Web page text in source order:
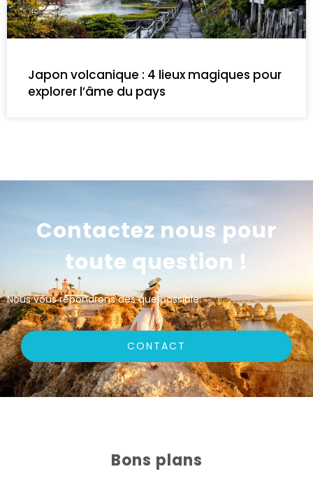
Japon volcanique : 4 lieux magiques pour
explorer l’âme du pays
Contactez nous pour
toute question !
Nous vous répondrons dès que possible.
CONTACT
Bons plans